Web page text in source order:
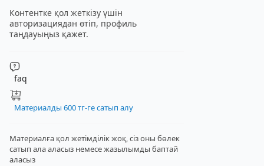
Контентке қол жеткізу үшін
авторизациядан өтіп, профиль
таңдауыңыз қажет.
faq
Материалды 600 тг-ге сатып алу
Материалға қол жетімділік жоқ, сіз оны бөлек
сатып ала аласыз немесе жазылымды баптай
аласыз